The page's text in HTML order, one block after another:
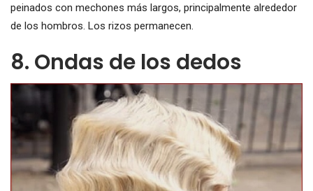
peinados con mechones más largos, principalmente alrededor
de los hombros. Los rizos permanecen.
8. Ondas de los dedos